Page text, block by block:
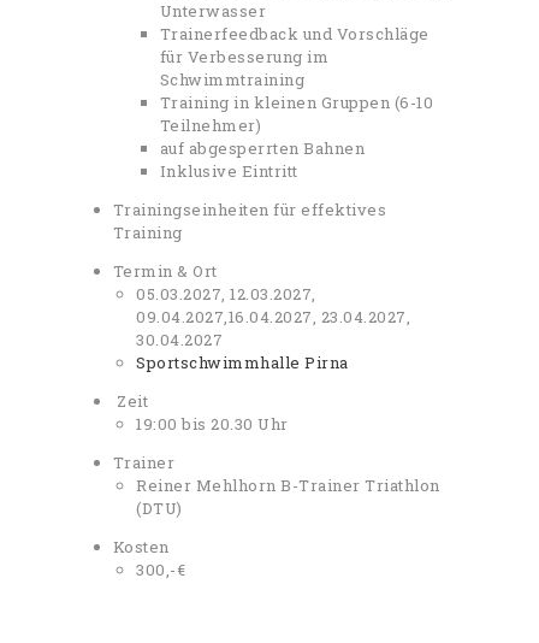
Unterwasser
Trainerfeedback und Vorschläge
für Verbesserung im
Schwimmtraining
Training in kleinen Gruppen (6-10
Teilnehmer)
auf abgesperrten Bahnen
Inklusive Eintritt
Trainingseinheiten für effektives
Training
Termin & Ort
05.03.2027, 12.03.2027,
09.04.2027,16.04.2027, 23.04.2027,
30.04.2027
Sportschwimmhalle Pirna
Zeit
19:00 bis 20.30 Uhr
Trainer
Reiner Mehlhorn B-Trainer Triathlon
(DTU)
Kosten
300,-€